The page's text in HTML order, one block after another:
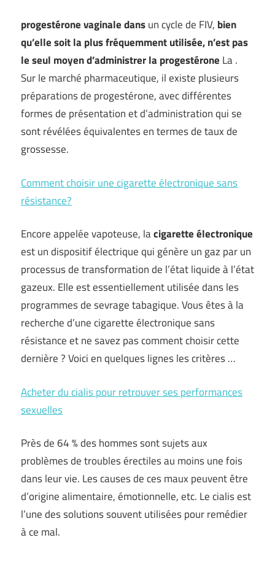
progestérone vaginale dansun cycle de FIV, bien
qu’elle soit la plus fréquemment utilisée, n’est pas
le seul moyen d’administrer la progestérone La .
Sur le marché pharmaceutique, il existe plusieurs
préparations de progestérone, avec différentes
formes de présentation et d’administration qui se
sont révélées équivalentes en termes de taux de
grossesse.
Comment choisir une cigarette électronique sans
résistance?
Encore appelée vapoteuse, lacigarette électronique
est un dispositif électrique qui génère un gaz par un
processus de transformation de l’état liquide à l’état
gazeux. Elle est essentiellement utilisée dans les
programmes de sevrage tabagique. Vous êtes à la
recherche d’une cigarette électronique sans
résistance et ne savez pas comment choisir cette
dernière ? Voici en quelques lignes les critères …
Acheter du cialis pour retrouver ses performances
sexuelles
Près de 64 % des hommes sont sujets aux
problèmes de troubles érectiles au moins une fois
dans leur vie. Les causes de ces maux peuvent être
d’origine alimentaire, émotionnelle, etc. Le cialis est
l’une des solutions souvent utilisées pour remédier
à ce mal.